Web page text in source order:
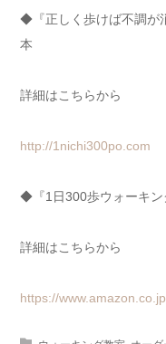
◆『正しく歩けば不調が
本
詳細はこちらから
http://1nichi300po.com
◆『1日300歩ウォーキン
詳細はこちらから
https://